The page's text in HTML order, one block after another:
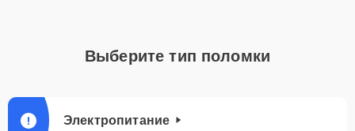
Выберите тип поломки
Электропитание